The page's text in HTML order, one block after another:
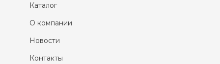
Каталог
О компании
Новости
Контакты